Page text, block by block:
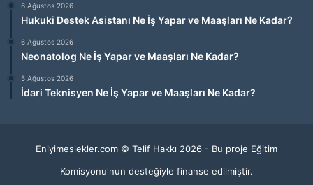
6 Ağustos 2026
Hukuki Destek Asistanı Ne İş Yapar ve Maaşları Ne Kadar?
6 Ağustos 2026
Neonatolog Ne İş Yapar ve Maaşları Ne Kadar?
5 Ağustos 2026
İdari Teknisyen Ne İş Yapar ve Maaşları Ne Kadar?
Eniyimeslekler.com © Telif Hakkı 2026 - Bu proje Eğitim
Komisyonu'nun desteğiyle finanse edilmiştir.